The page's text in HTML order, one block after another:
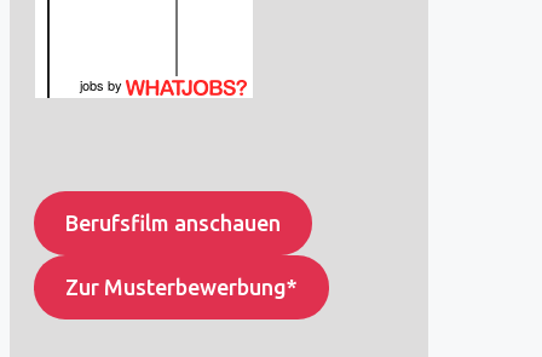
jobs by
Berufsfilm anschauen
Zur Musterbewerbung*